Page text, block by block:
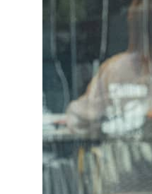
И СКИДКИ ДЛЯ СВОИХ
Подписаться
Нажимая на кнопку «Подписаться»,
согласие на обработку
соответствии сПолитикой